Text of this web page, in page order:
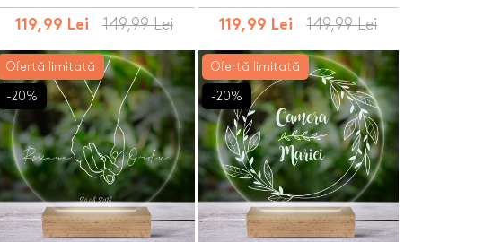
119,99 Lei 149,99 Lei 119,99 Lei 149,99 Lei
Ofertă limitată
-20%
Ofertă limitată
-20%